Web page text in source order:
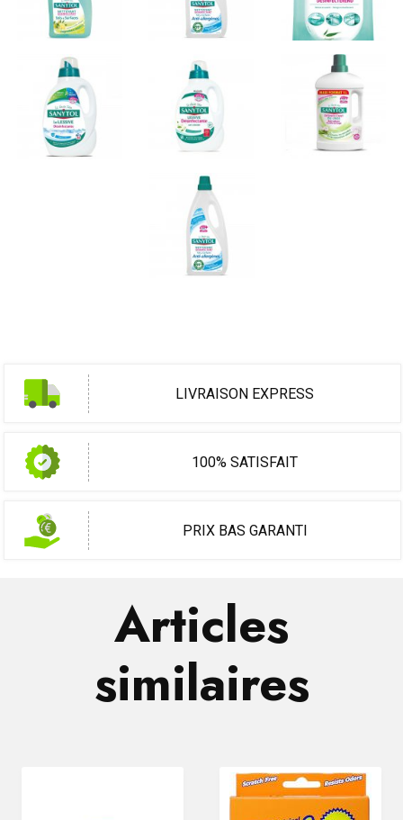
LIVRAISON EXPRESS
100% SATISFAIT
PRIX BAS GARANTI
Articles
similaires